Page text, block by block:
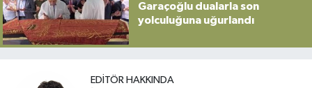
Garaçoğlu dualarla son
yolculuğuna uğurlandı
EDITÖR HAKKINDA